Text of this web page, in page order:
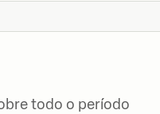
todo o período